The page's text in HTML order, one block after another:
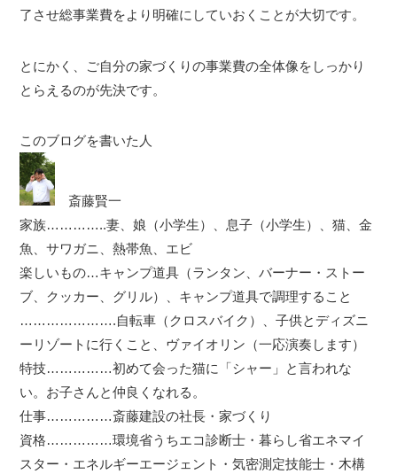
了させ総事業費をより明確にしていおくことが大切です。
とにかく、ご自分の家づくりの事業費の全体像をしっかり
とらえるのが先決です。
このブログを書いた人
斎藤賢一
家族…………..妻、娘（小学生）、息子（小学生）、猫、金
魚、サワガニ、熱帯魚、エビ
楽しいもの…キャンプ道具（ランタン、バーナー・ストー
ブ、クッカー、グリル）、キャンプ道具で調理すること
………………….自転車（クロスバイク）、子供とディズニ
ーリゾートに行くこと、ヴァイオリン（一応演奏します）
特技……………初めて会った猫に「シャー」と言われな
い。お子さんと仲良くなれる。
仕事……………斎藤建設の社長・家づくり
資格……………環境省うちエコ診断士・暮らし省エネマイ
スター・エネルギーエージェント・気密測定技能士・木構